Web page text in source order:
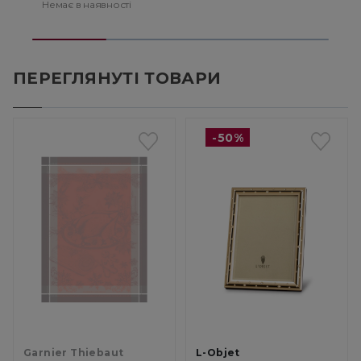
Немає в наявності
ПЕРЕГЛЯНУТІ ТОВАРИ
Garnier Thiebaut
-50%
L-Objet